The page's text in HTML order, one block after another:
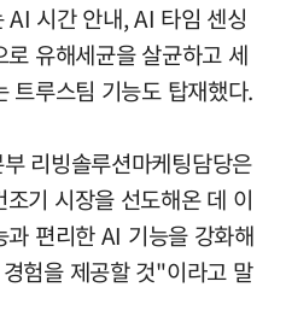
시간 안내, AI 타임 센싱
유해세균을 살균하고 세
트루스팀 기능도 탑재했다.
리빙솔루션마케팅담당은
기 시장을 선도해온 데 이
편리한 AI 기능을 강화해
험을 제공할 것"이라고 말